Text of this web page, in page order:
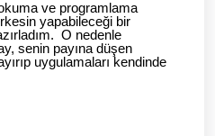
ve programlama
yapabileceği bir
O nedenle
senin payına düşen
uygulamaları kendinde